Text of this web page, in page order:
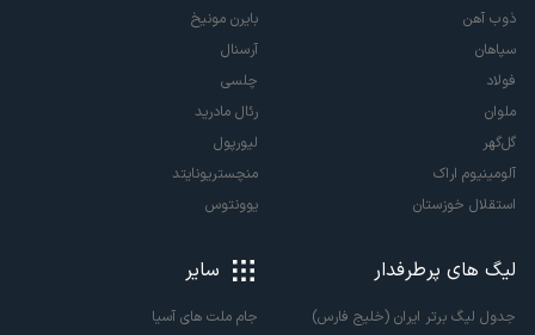
ذوب آهن
سپاهان
فولاد
ملوان
گل‌گهر
آلومینیوم اراک
استقلال خوزستان
بایرن مونیخ
آرسنال
چلسی
رئال مادرید
لیورپول
منچستریونایتد
یوونتوس
لیگ های پرطرفدار
جدول لیگ برتر ایران (خلیج فارس)
سایر
جام ملت های آسیا